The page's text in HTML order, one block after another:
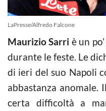
LaPresse/Alfredo Falcone
Maurizio Sarri è un
durante le feste. Le
di ieri del suo Napoli
abbastanza anomale.
certa difficoltà a